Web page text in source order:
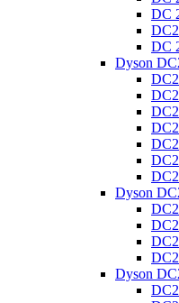
DC
DC
Dyson
Dyson
Dyson